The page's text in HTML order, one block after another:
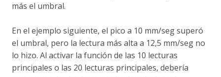
más el umbral.
En el ejemplo siguiente, el pico a 10 mm/seg superó
el umbral, pero la lectura más alta a 12,5 mm/seg no
lo hizo. Al activar la función de las 10 lecturas
principales o las 20 lecturas principales, debería